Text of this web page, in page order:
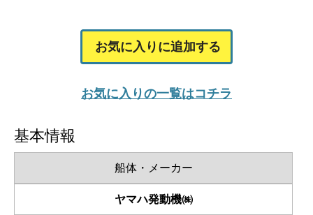
お気に入りに追加する
お気に入りの一覧はコチラ
基本情報
船体・メーカー
ヤマハ発動機㈱